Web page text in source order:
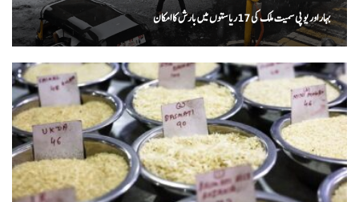
بہار اور یو پی سمیت ملک کی 17ریاستوں میں بارش کا امکان